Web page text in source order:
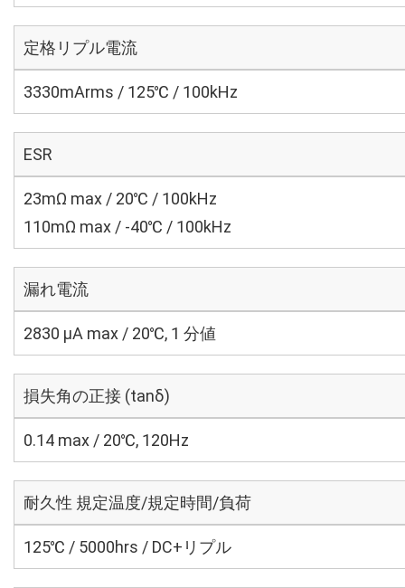
定格リプル電流
3330mArms / 125℃ / 100kHz
ESR
23mΩ max / 20℃ / 100kHz
110mΩ max / -40℃ / 100kHz
漏れ電流
2830 μA max / 20℃, 1 分値
損失角の正接 (tanδ)
0.14 max / 20℃, 120Hz
耐久性 規定温度/規定時間/負荷
125℃ / 5000hrs / DC+リプル